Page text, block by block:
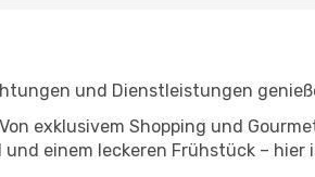
und Dienstleistungen
exklusivem Shopping und
einem leckeren Frühstück –